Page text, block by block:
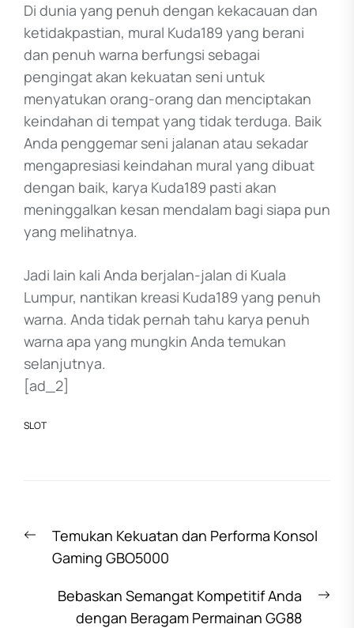
Di dunia yang penuh dengan kekacauan dan
ketidakpastian, mural Kuda189 yang berani
dan penuh warna berfungsi sebagai
pengingat akan kekuatan seni untuk
menyatukan orang-orang dan menciptakan
keindahan di tempat yang tidak terduga. Baik
Anda penggemar seni jalanan atau sekadar
mengapresiasi keindahan mural yang dibuat
dengan baik, karya Kuda189 pasti akan
meninggalkan kesan mendalam bagi siapa pun
yang melihatnya.
Jadi lain kali Anda berjalan-jalan di Kuala
Lumpur, nantikan kreasi Kuda189 yang penuh
warna. Anda tidak pernah tahu karya penuh
warna apa yang mungkin Anda temukan
selanjutnya.
[ad_2]
SLOT
navigation
Previous
post:
Temukan Kekuatan dan Performa Konsol
Gaming GBO5000
Bebaskan Semangat Kompetitif Anda
dengan Beragam Permainan GG88